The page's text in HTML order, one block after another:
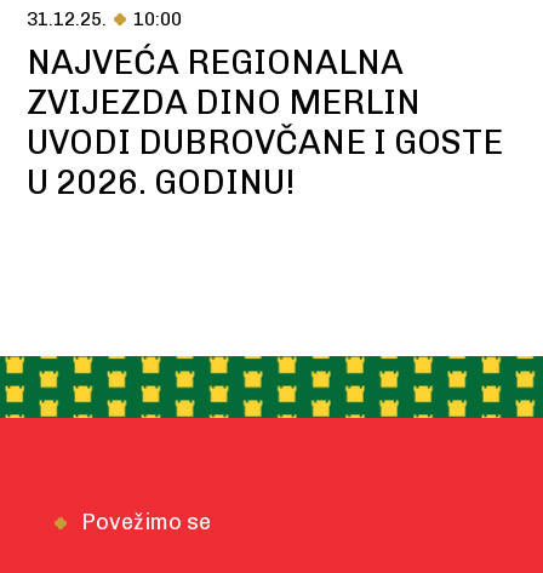
31.12.25. 10:00
NAJVEĆA REGIONALNA
ZVIJEZDA DINO MERLIN
UVODI DUBROVČANE I GOSTE
U 2026. GODINU!
Povežimo se